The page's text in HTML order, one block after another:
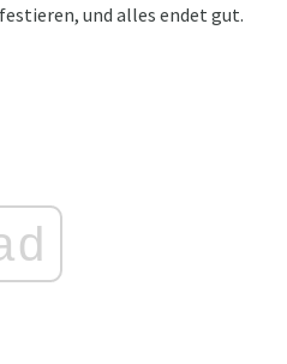
und alles endet gut.